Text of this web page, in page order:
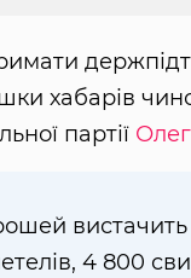
хабарів
партії
4 800